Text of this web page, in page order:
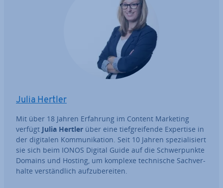
Julia Hertler
Mit über 18 Jahren Erfahrung im Content Marketing
verfügt Julia Hertler über eine tief­grei­fen­de Expertise in
der digitalen Kom­mu­ni­ka­ti­on. Seit 10 Jahren spe­zia­li­siert
sie sich beim IONOS Digital Guide auf die Schwer­punk­te
Domains und Hosting, um komplexe tech­ni­sche Sach­ver­
hal­te ver­ständ­lich auf­zu­be­rei­ten.